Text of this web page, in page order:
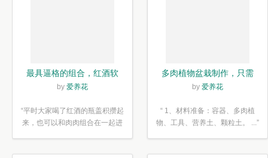
最具逼格的组合，红酒软
木塞diy多肉植物盆栽
by 爱养花
“平时大家喝了红酒的瓶盖积攒起
来，也可以和肉肉组合在一起进
多肉植物盆栽制作，只需
简单6步
by 爱养花
“ 1、材料准备：容器、多肉植
物、工具、营养土、颗粒土。 ...”